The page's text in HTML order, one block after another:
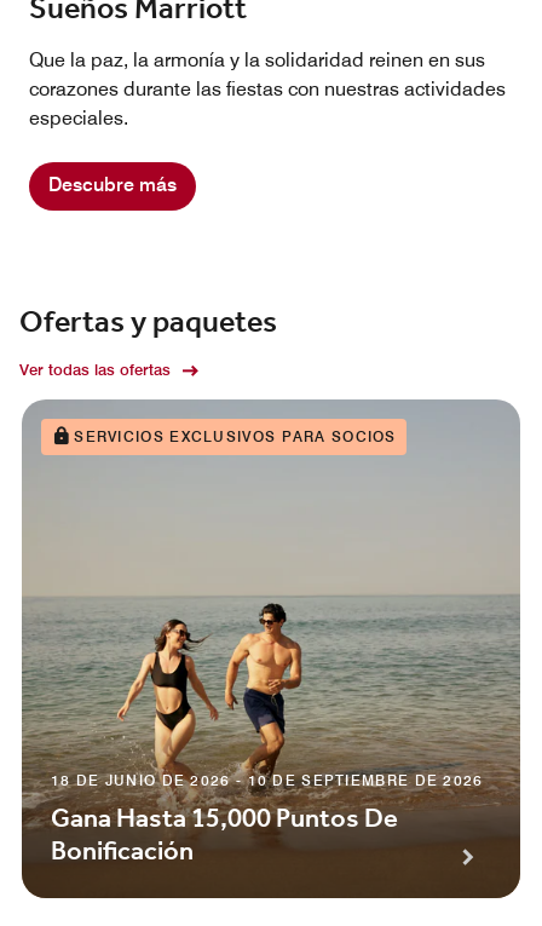
Sueños Marriott
Que la paz, la armonía y la solidaridad reinen en sus
corazones durante las fiestas con nuestras actividades
especiales.
Descubre más
Ofertas y paquetes
Ver todas las ofertas
SERVICIOS EXCLUSIVOS PARA SOCIOS
18 DE JUNIO DE 2026 - 10 DE SEPTIEMBRE DE 2026
Gana Hasta 15,000 Puntos De
Bonificación